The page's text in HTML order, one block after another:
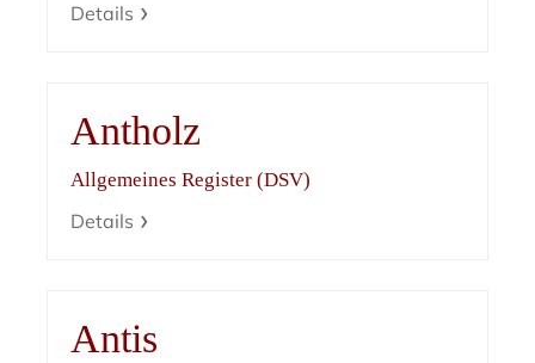
Details
Antholz
Allgemeines Register (DSV)
Details
Antis